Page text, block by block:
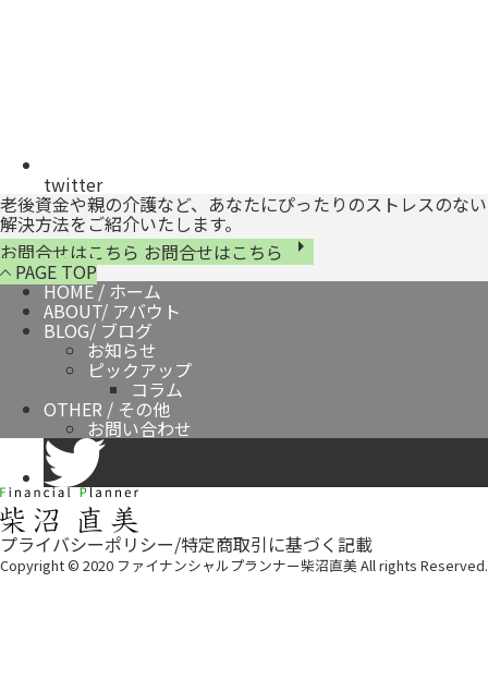
twitter
老後資金や親の介護など、あなたにぴったりのストレスのない
解決方法をご紹介いたします。
お問合せはこちら お問合せはこちら arrow_right
 PAGE TOP
HOME/ ホーム
ABOUT/ アバウト
BLOG/ ブログ
お知らせ
ピックアップ
コラム
OTHER / その他
お問い合わせ
プライバシーポリシー/特定商取引に基づく記載
Copyright © 2020 ファイナンシャルプランナー柴沼直美 All rights Reserved.